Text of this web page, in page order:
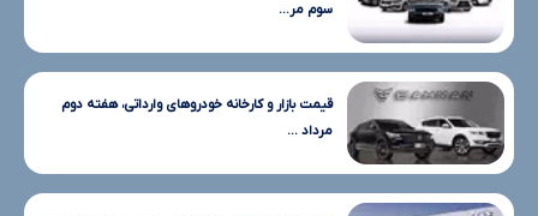
سوم مر...
قیمت بازار و کارخانه خودروهای وارداتی، هفته دوم
مرداد ...